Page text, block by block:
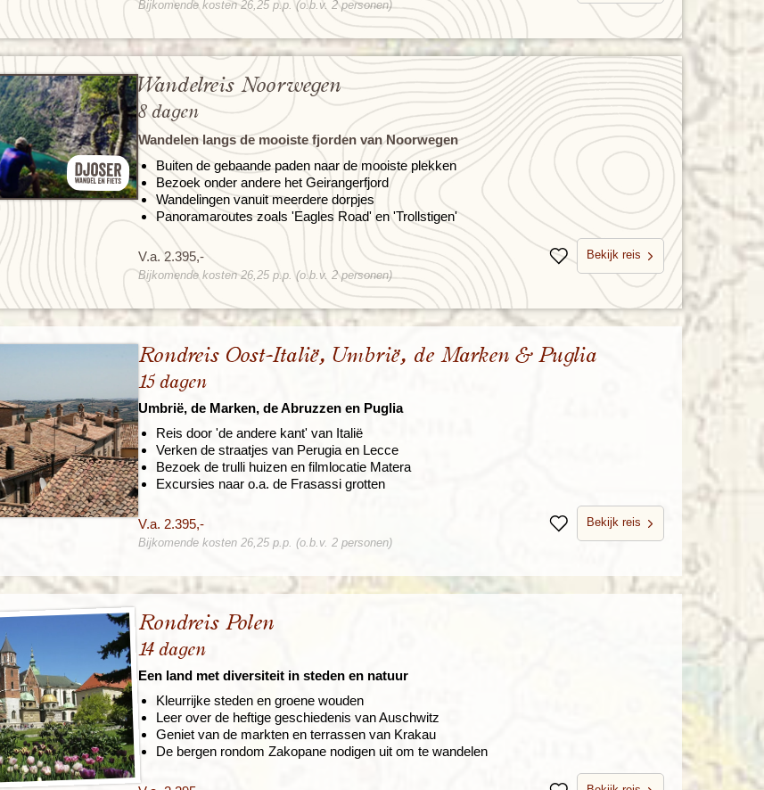
Bijkomende kosten 26,25 p.p. (o.b.v. 2 personen)
Wandelreis Noorwegen
8 dagen
Wandelen langs de mooiste fjorden van Noorwegen
Buiten de gebaande paden naar de mooiste plekken
Bezoek onder andere het Geirangerfjord
Wandelingen vanuit meerdere dorpjes
Panoramaroutes zoals 'Eagles Road' en 'Trollstigen'
V.a. 2.395,- BewarenBekijk reis
Bijkomende kosten 26,25 p.p. (o.b.v. 2 personen)
Rondreis Oost-Italië, Umbrië, de Marken & Puglia
15 dagen
Umbrië, de Marken, de Abruzzen en Puglia
Reis door 'de andere kant' van Italië
Verken de straatjes van Perugia en Lecce
Bezoek de trulli huizen en filmlocatie Matera
Excursies naar o.a. de Frasassi grotten
V.a. 2.395,- BewarenBekijk reis
Bijkomende kosten 26,25 p.p. (o.b.v. 2 personen)
Rondreis Polen
14 dagen
Een land met diversiteit in steden en natuur
Kleurrijke steden en groene wouden
Leer over de heftige geschiedenis van Auschwitz
Geniet van de markten en terrassen van Krakau
De bergen rondom Zakopane nodigen uit om te wandelen